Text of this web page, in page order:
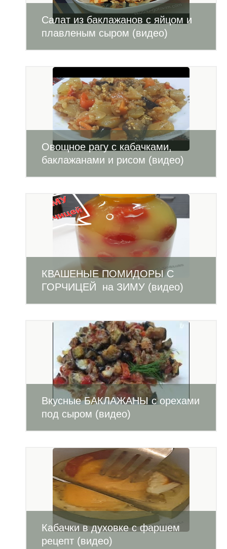
Салат из баклажанов с яйцом и
плавленым сыром (видео)
Овощное рагу с кабачками,
баклажанами и рисом (видео)
КВАШЕНЫЕ ПОМИДОРЫ С
ГОРЧИЦЕЙ на ЗИМУ (видео)
Вкусные БАКЛАЖАНЫ с орехами
под сыром (видео)
Кабачки в духовке с фаршем
рецепт (видео)